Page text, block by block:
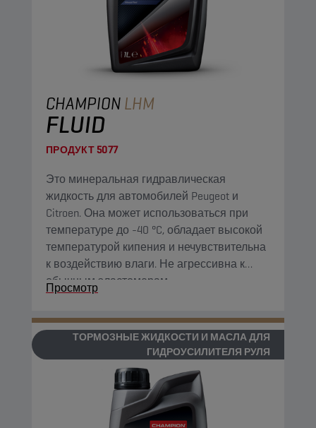
CHAMPIONLHM
FLUID
ПРОДУКТ5077
Это минеральная гидравлическая
жидкость для автомобилей Peugeot и
Citroen. Она может использоваться при
температуре до -40 °C, обладает высокой
температурой кипения и нечувствительна
к воздействию влаги. Не агрессивна к
обычным эластомерам.
Просмотр
ТОРМОЗНЫЕ ЖИДКОСТИ И МАСЛА ДЛЯ
ГИДРОУСИЛИТЕЛЯ РУЛЯ